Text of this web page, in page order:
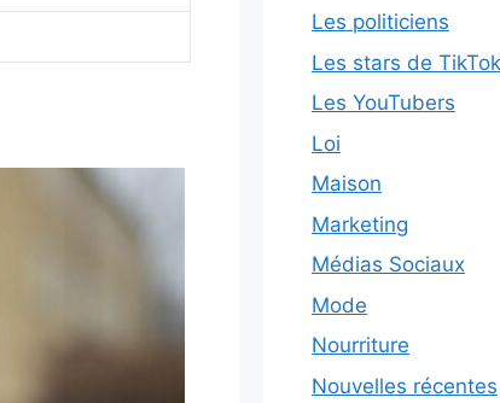
Les politiciens
Les stars de TikTok
Les YouTubers
Loi
Maison
Marketing
Médias Sociaux
Mode
Nourriture
Nouvelles récentes